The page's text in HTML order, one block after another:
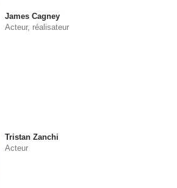
James Cagney
Acteur, réalisateur
Tristan Zanchi
Acteur